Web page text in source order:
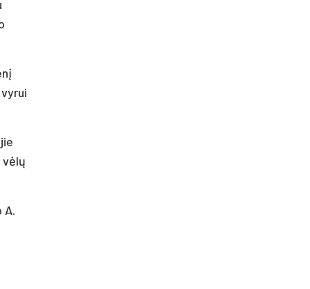
vėlų
A.